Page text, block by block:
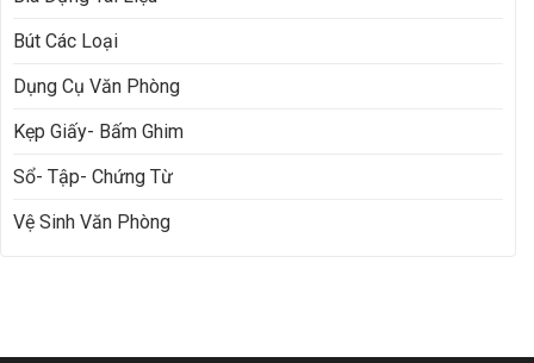
Bút Các Loại
Dụng Cụ Văn Phòng
Kẹp Giấy- Bấm Ghim
Sổ- Tập- Chứng Từ
Vệ Sinh Văn Phòng